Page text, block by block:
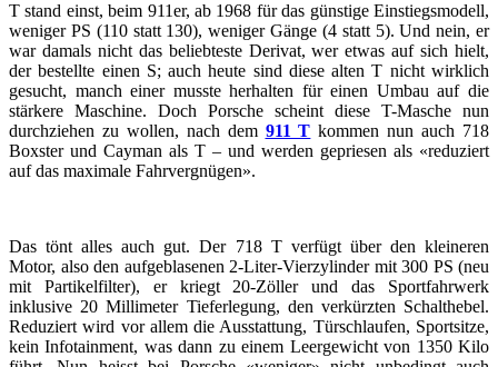
T stand einst, beim 911er, ab 1968 für das günstige Einstiegsmodell,
weniger PS (110 statt 130), weniger Gänge (4 statt 5). Und nein, er
war damals nicht das beliebteste Derivat, wer etwas auf sich hielt,
der bestellte einen S; auch heute sind diese alten T nicht wirklich
gesucht, manch einer musste herhalten für einen Umbau auf die
stärkere Maschine. Doch Porsche scheint diese T-Masche nun
durchziehen zu wollen, nach dem 911 T kommen nun auch 718
Boxster und Cayman als T – und werden gepriesen als «reduziert
auf das maximale Fahrvergnügen».
Das tönt alles auch gut. Der 718 T verfügt über den kleineren
Motor, also den aufgeblasenen 2-Liter-Vierzylinder mit 300 PS (neu
mit Partikelfilter), er kriegt 20-Zöller und das Sportfahrwerk
inklusive 20 Millimeter Tieferlegung, den verkürzten Schalthebel.
Reduziert wird vor allem die Ausstattung, Türschlaufen, Sportsitze,
kein Infotainment, was dann zu einem Leergewicht von 1350 Kilo